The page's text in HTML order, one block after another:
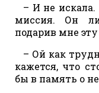
– И не
миссия. Он
подарив мне
– Ой как
кажется, что
бы в память о